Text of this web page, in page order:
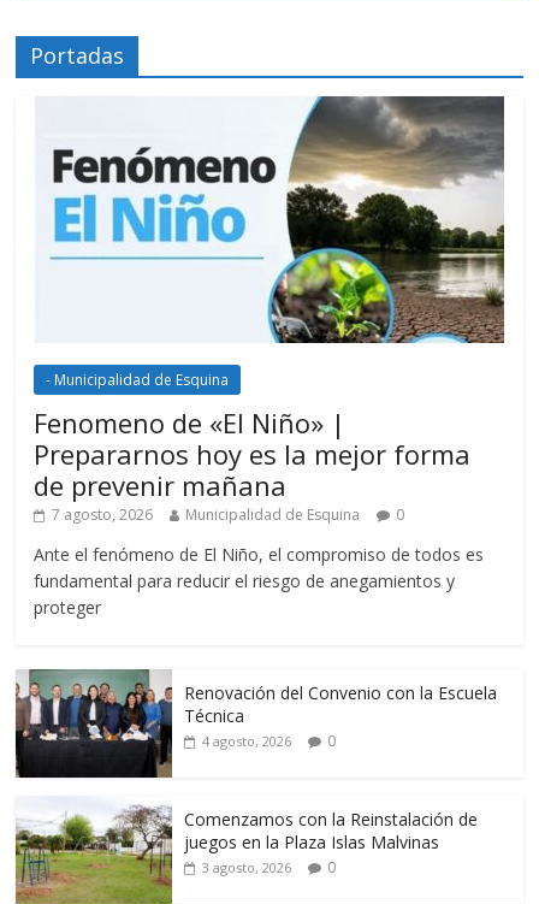
Portadas
- Municipalidad de Esquina
Fenomeno de «El Niño» |
Prepararnos hoy es la mejor forma
de prevenir mañana
7 agosto, 2026 Municipalidad de Esquina 0
Ante el fenómeno de El Niño, el compromiso de todos es
fundamental para reducir el riesgo de anegamientos y
proteger
Renovación del Convenio con la Escuela
Técnica
4 agosto, 2026 0
Comenzamos con la Reinstalación de
juegos en la Plaza Islas Malvinas
3 agosto, 2026 0